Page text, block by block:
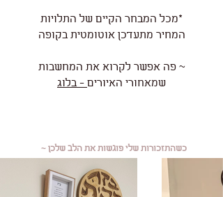
*מכל המבחר הקיים של התלויות
המחיר מתעדכן אוטומטית בקופה
~ פה אפשר לקרוא את המחשבות
שמאחורי האיורים - בלוג
כשהתזכורות שלי פוגשות את הלב שלכן ~